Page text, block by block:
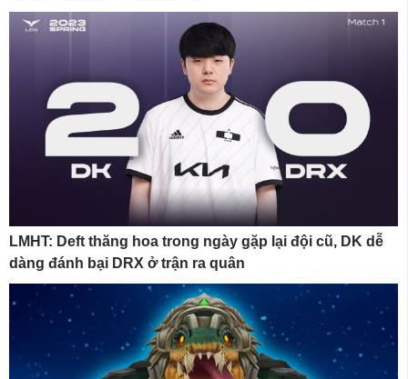
LMHT: Deft thăng hoa trong ngày gặp lại đội cũ, DK dễ
dàng đánh bại DRX ở trận ra quân